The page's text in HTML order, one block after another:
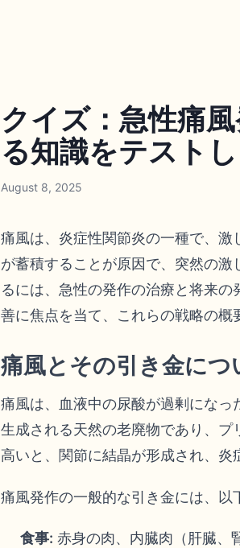
クイズ：急性痛
る知識をテスト
August 8, 2025
痛風は、炎症性関節炎の一種で、
が蓄積することが原因で、突然の
るには、急性の発作の治療と将来
善に焦点を当て、これらの戦略の概
痛風とその引き金につ
痛風は、血液中の尿酸が過剰にな
生成される天然の老廃物であり、
高いと、関節に結晶が形成され、炎
痛風発作の一般的な引き金には、以
食事: 赤身の肉、内臓肉（肝臓、